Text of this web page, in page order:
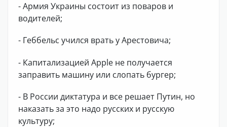
- Армия Украины состоит из поваров и
водителей;
- Геббельс учился врать у Арестовича;
- Капитализацией Apple не получается
заправить машину или слопать бургер;
- В России диктатура и все решает Путин, но
наказать за это надо русских и русскую
культуру;